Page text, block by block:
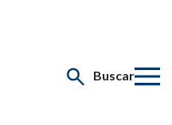
Buscar